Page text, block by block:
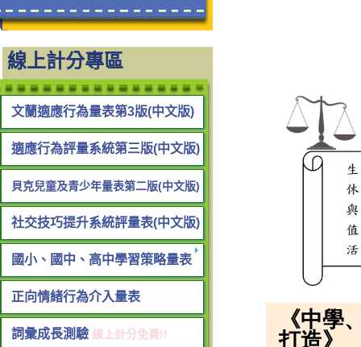
線上計分專區
文蘭適應行為量表第3版(中文版)
適應行為評量系統第三版(中文版)
貝克兒童及青少年量表第二版(中文版)
社交技巧提升系統評量表(中文版)
國小、國中、高中學習策略量表
正向情緒行為介入量表
詞彙成長測驗 線上計分免費!!